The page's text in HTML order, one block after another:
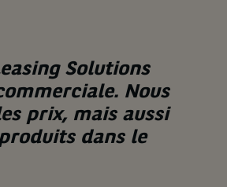
Solutions
Nous
prix, mais aussi
dans le